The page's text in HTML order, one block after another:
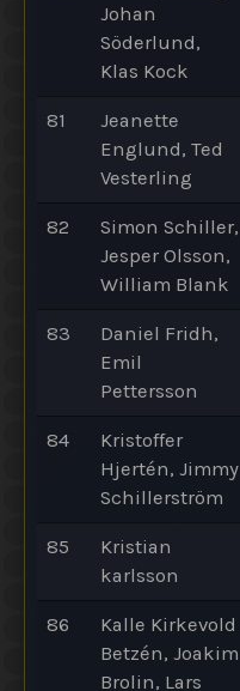
Johan
Söderlund,
Klas Kock
81
Jeanette
Englund, Ted
Vesterling
82
Simon Schiller,
Jesper Olsson,
William Blank
83
Daniel Fridh,
Emil
Pettersson
84
Kristoffer
Hjertén, Jimmy
Schillerström
85
Kristian
karlsson
86
Kalle Kirkevold
Betzén, Joakim
Brolin, Lars